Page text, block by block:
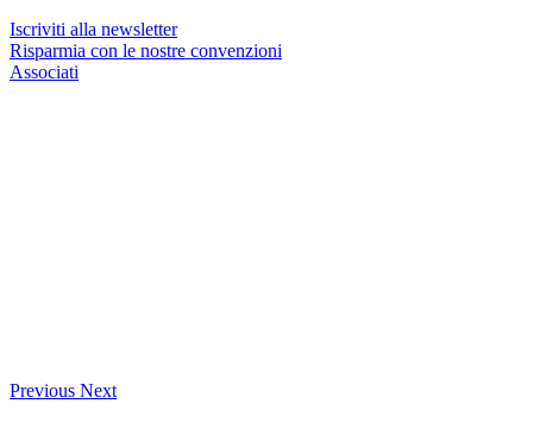
Iscriviti alla newsletter
Risparmia con le nostre convenzioni
Associati
Previous Next